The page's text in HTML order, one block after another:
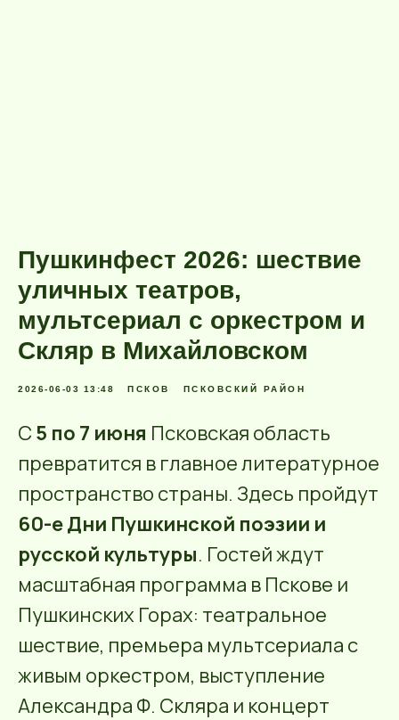
Пушкинфест 2026: шествие
уличных театров,
мультсериал с оркестром и
Скляр в Михайловском
2026-06-03 13:48 ПСКОВ ПСКОВСКИЙ РАЙОН
С 5 по 7 июня Псковская область
превратится в главное литературное
пространство страны. Здесь пройдут
60-е Дни Пушкинской поэзии и
русской культуры. Гостей ждут
масштабная программа в Пскове и
Пушкинских Горах: театральное
шествие, премьера мультсериала с
живым оркестром, выступление
Александра Ф. Скляра и концерт